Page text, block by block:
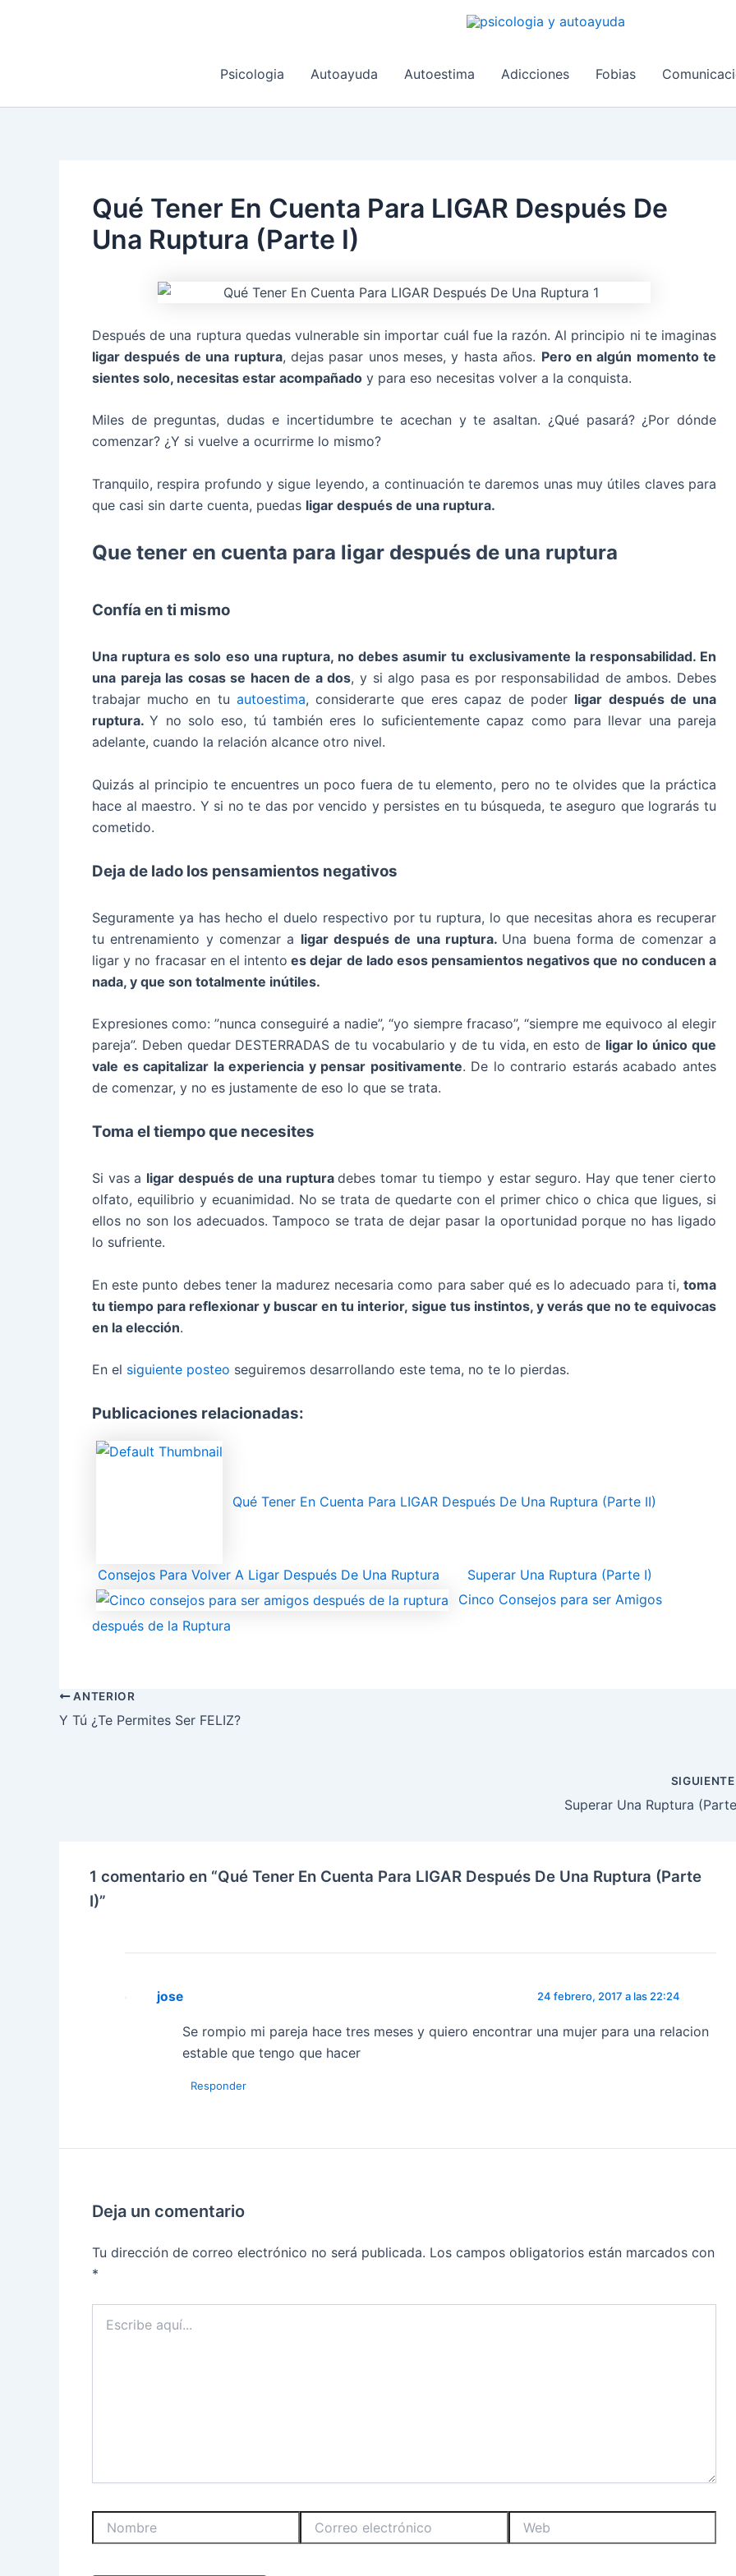
Psicologia
Autoayuda Autoestima Adicciones Fobias
Qué Tener En Cuenta Para LIGAR Después De
Una Ruptura (Parte I)
Después de una ruptura quedas vulnerable sin importar cuál fue la razón. Al principio ni te imaginas
ligar después de una ruptura, dejas pasar unos meses, y hasta años. Pero en algún momento te
sientes solo, necesitas estar acompañado y para eso necesitas volver a la conquista.
Miles de preguntas, dudas e incertidumbre te acechan y te asaltan. ¿Qué pasará? ¿Por dónde
comenzar? ¿Y si vuelve a ocurrirme lo mismo?
Tranquilo, respira profundo y sigue leyendo, a continuación te daremos unas muy útiles claves para
que casi sin darte cuenta, puedas ligar después de una ruptura.
Que tener en cuenta para ligar después de una ruptura
Confía en ti mismo
Una ruptura es solo eso una ruptura, no debes asumir tu exclusivamente la responsabilidad. En
una pareja las cosas se hacen de a dos, y si algo pasa es por responsabilidad de ambos. Debes
trabajar mucho en tu autoestima, considerarte que eres capaz de poder ligar después de una
ruptura.Y no solo eso, tú también eres lo suficientemente capaz como para llevar una pareja
adelante, cuando la relación alcance otro nivel.
Quizás al principio te encuentres un poco fuera de tu elemento, pero no te olvides que la práctica
hace al maestro. Y si no te das por vencido y persistes en tu búsqueda, te aseguro que lograrás tu
cometido.
Deja de lado los pensamientos negativos
Seguramente ya has hecho el duelo respectivo por tu ruptura, lo que necesitas ahora es recuperar
tu entrenamiento y comenzar a ligar después de una ruptura. Una buena forma de comenzar a
ligar y no fracasar en el intento es dejar de lado esos pensamientos negativos que no conducen a
nada, y que son totalmente inútiles.
Expresiones como: ”nunca conseguiré a nadie”, “yo siempre fracaso”, “siempre me equivoco al elegir
pareja”. Deben quedar DESTERRADAS de tu vocabulario y de tu vida, en esto de ligar lo único que
vale es capitalizar la experiencia y pensar positivamente. De lo contrario estarás acabado antes
de comenzar, y no es justamente de eso lo que se trata.
Toma el tiempo que necesites
Si vas a ligar después de una rupturadebes tomar tu tiempo y estar seguro. Hay que tener cierto
olfato, equilibrio y ecuanimidad. No se trata de quedarte con el primer chico o chica que ligues, si
ellos no son los adecuados. Tampoco se trata de dejar pasar la oportunidad porque no has ligado
lo sufriente.
En este punto debes tener la madurez necesaria como para saber qué es lo adecuado para ti, toma
tu tiempo para reflexionar y buscar en tu interior, sigue tus instintos, y verás que no te equivocas
en la elección.
En el siguiente posteo seguiremos desarrollando este tema, no te lo pierdas.
Publicaciones relacionadas:
Qué Tener En Cuenta Para LIGAR Después De Una Ruptura (Parte II)
Consejos Para Volver A Ligar Después De Una Ruptura
Superar Una Ruptura (Parte I)
Cinco Consejos para ser Amigos
después de la Ruptura
ANTERIOR
Y Tú ¿Te Permites Ser FELIZ?
SIGUIENTE
Superar Una Ruptura
1 comentario en “Qué Tener En Cuenta Para LIGAR Después De Una Ruptura (Parte
I)”
jose 24 febrero, 2017 a las 22:24
Se rompio mi pareja hace tres meses y quiero encontrar una mujer para una relacion
estable que tengo que hacer
Responder
Deja un comentario
Tu dirección de correo electrónico no será publicada. Los campos obligatorios están marcados con
*
aquí...
electrónico